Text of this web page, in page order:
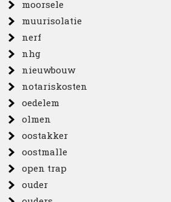
moorsele
muurisolatie
nerf
nhg
nieuwbouw
notariskosten
oedelem
olmen
oostakker
oostmalle
open trap
ouder